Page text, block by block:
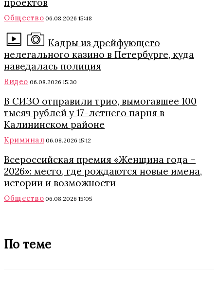
проектов
Общество 06.08.2026 15:48
Кадры из дрейфующего
нелегального казино в Петербурге, куда
наведалась полиция
Видео 06.08.2026 15:30
В СИЗО отправили трио, вымогавшее 100
тысяч рублей у 17-летнего парня в
Калининском районе
Криминал 06.08.2026 15:12
Всероссийская премия «Женщина года –
2026»: место, где рождаются новые имена,
истории и возможности
Общество 06.08.2026 15:05
По теме